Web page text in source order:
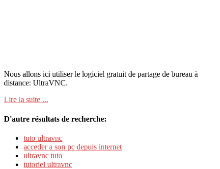
Nous allons ici utiliser le logiciel gratuit de partage de bureau à
distance: UltraVNC.
Lire la suite ...
D'autre résultats de recherche:
tuto ultravnc
acceder a son pc depuis internet
ultravnc tuto
tutoriel ultravnc